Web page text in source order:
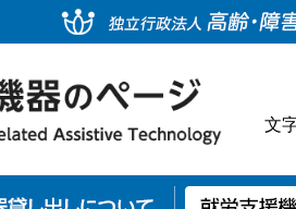
文
就労支援機器貸